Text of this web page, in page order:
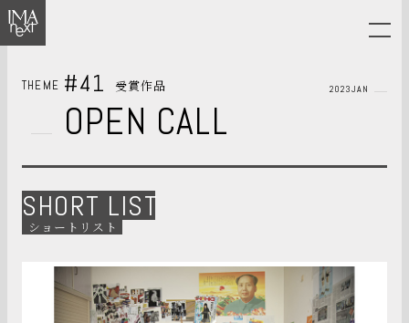
THEME #41 受賞作品 2023JAN
OPEN CALL
SHORT LIST
ショートリスト